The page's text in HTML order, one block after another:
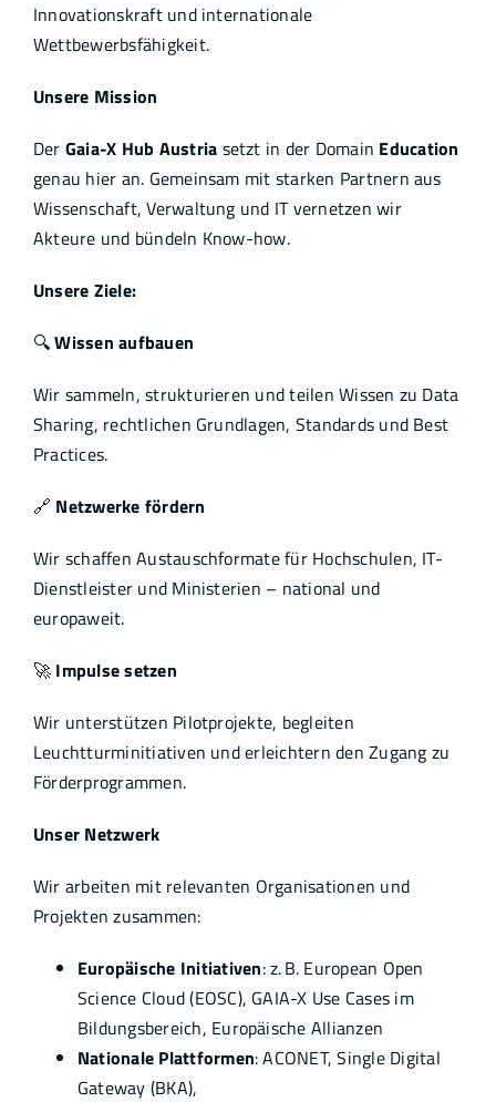
Innovationskraft und internationale
Wettbewerbsfähigkeit.
Unsere Mission
Der Gaia-X Hub Austria setzt in der Domain Education
genau hier an. Gemeinsam mit starken Partnern aus
Wissenschaft, Verwaltung und IT vernetzen wir
Akteure und bündeln Know-how.
Unsere Ziele:
🔍Wissen aufbauen
Wir sammeln, strukturieren und teilen Wissen zu Data
Sharing, rechtlichen Grundlagen, Standards und Best
Practices.
🔗 Netzwerke fördern
Wir schaffen Austauschformate für Hochschulen, IT-
Dienstleister und Ministerien – national und
europaweit.
🚀 Impulse setzen
Wir unterstützen Pilotprojekte, begleiten
Leuchtturminitiativen und erleichtern den Zugang zu
Förderprogrammen.
Unser Netzwerk
Wir arbeiten mit relevanten Organisationen und
Projekten zusammen:
Europäische Initiativen: z. B. European Open
Science Cloud (EOSC), GAIA-X Use Cases im
Bildungsbereich, Europäische Allianzen
Nationale Plattformen: ACONET, Single Digital
Gateway (BKA),